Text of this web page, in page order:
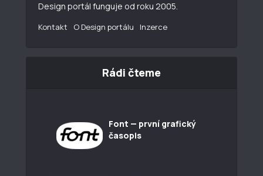
Design portál funguje od roku 2005.
Kontakt O Design portálu Inzerce
Rádi čteme
Font — první grafický
časopis